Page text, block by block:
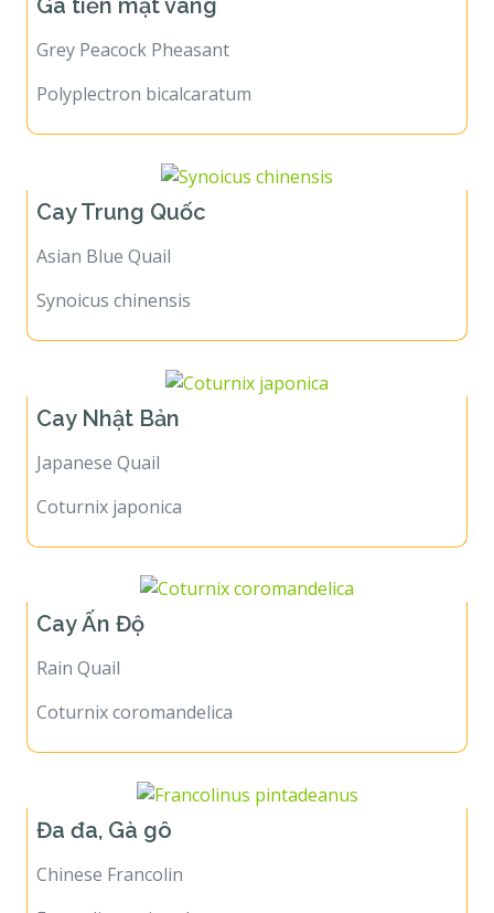
Gà tiền mặt vàng
Grey Peacock Pheasant
Polyplectron bicalcaratum
Cay Trung Quốc
Asian Blue Quail
Synoicus chinensis
Cay Nhật Bản
Japanese Quail
Coturnix japonica
Cay Ấn Độ
Rain Quail
Đa đa, Gà gô